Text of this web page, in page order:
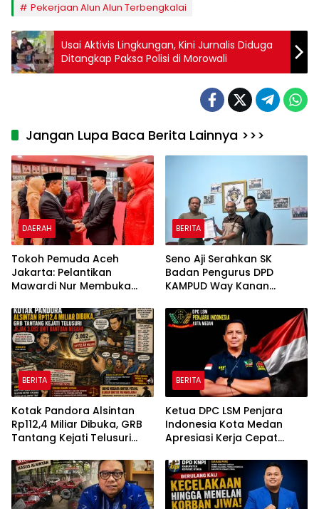
Pekerjaan Alun Alun Terbengkalai
Usai Aktivis Lingkungan, Kini Jurnalis Diduga
Ditangkap Paksa Polisi di Morowali
Jangan Lupa Baca Berita Lainnya >>>
DAERAH
Tokoh Pemuda Aceh
Jakarta: Pelantikan
Mawardi Nur Membuka
Kemajuan Migas Aceh
BERITA
Seno Aji Serahkan SK
Badan Pengurus DPD
KAMPUD Way Kanan
BERITA
Kotak Pandora Alsintan
Rp112,4 Miliar Dibuka, GRB
Tantang Kejati Telusuri
Negara
BERITA
Ketua DPC LSM Penjara
Indonesia Kota Medan
Apresiasi Kerja Cepat
Ungkap Kasus Dugaan
Pemerasan